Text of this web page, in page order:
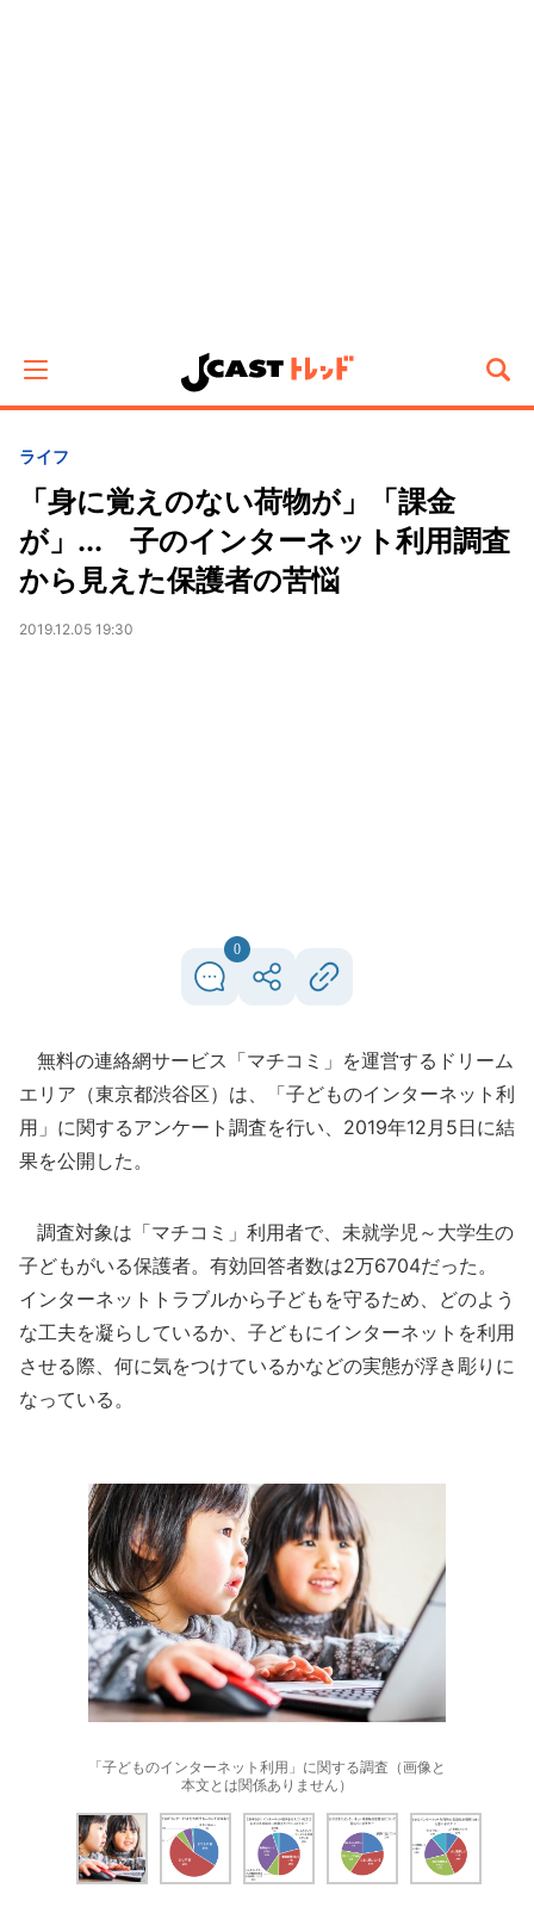
ライフ
「身に覚えのない荷物が」「課金
が」... 子のインターネット利用調査
から見えた保護者の苦悩
2019.12.05 19:30
0
無料の連絡網サービス「マチコミ」を運営するドリーム
エリア（東京都渋谷区）は、「子どものインターネット利
用」に関するアンケート調査を行い、2019年12月5日に結
果を公開した。
調査対象は「マチコミ」利用者で、未就学児～大学生の
子どもがいる保護者。有効回答者数は2万6704だった。
インターネットトラブルから子どもを守るため、どのよう
な工夫を凝らしているか、子どもにインターネットを利用
させる際、何に気をつけているかなどの実態が浮き彫りに
なっている。
「子どものインターネット利用」に関する調査（画像と
本文とは関係ありません）